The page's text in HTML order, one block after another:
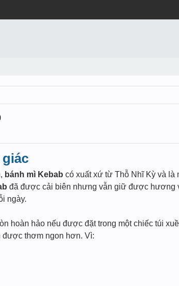
bánh mì Kebab có xuất xứ từ Thỗ Nhĩ Kỳ và
đã được cải biên nhưng vẫn giữ được hương
ngày.
hoàn hảo nếu được đặt trong một chiếc túi
được thơm ngon hơn. Vì: